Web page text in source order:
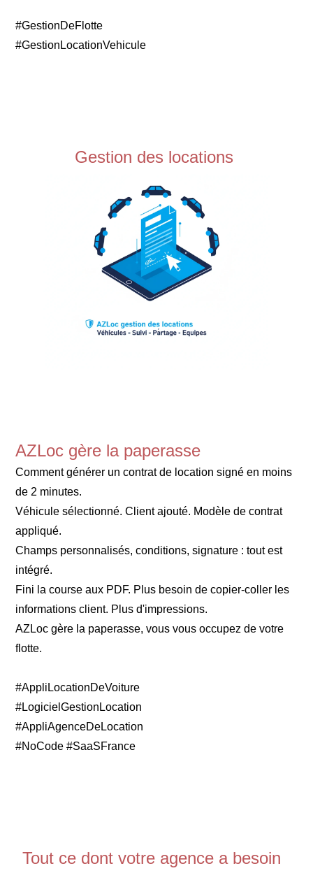
#GestionDeFlotte
#GestionLocationVehicule
Gestion des locations
AZLoc gère la paperasse
Comment générer un contrat de location signé en moins
de 2 minutes.
Véhicule sélectionné. Client ajouté. Modèle de contrat
appliqué.
Champs personnalisés, conditions, signature : tout est
intégré.
Fini la course aux PDF. Plus besoin de copier-coller les
informations client. Plus d'impressions.
AZLoc gère la paperasse, vous vous occupez de votre
flotte.
#AppliLocationDeVoiture
#LogicielGestionLocation
#AppliAgenceDeLocation
#NoCode #SaaSFrance
Tout ce dont votre agence a besoin